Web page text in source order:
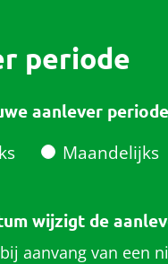
periode
aanlever
Maandelijks
wijzigt de
aanvang van een